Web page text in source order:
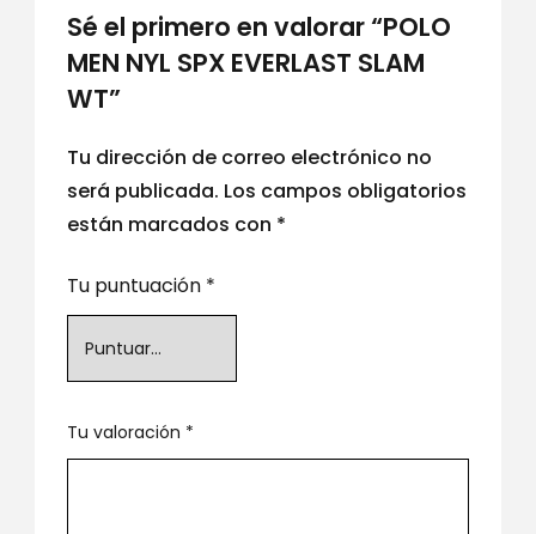
Sé el primero en valorar “POLO
MEN NYL SPX EVERLAST SLAM
WT”
Tu dirección de correo electrónico no
será publicada. Los campos obligatorios
están marcados con *
Tu puntuación *
Tu valoración *